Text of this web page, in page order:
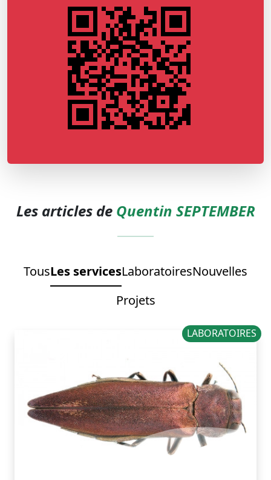
Les articles de Quentin SEPTEMBER
TousLes servicesLaboratoiresNouvelles
Projets
LABORATOIRES